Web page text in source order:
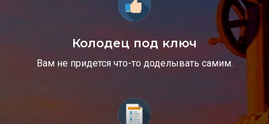
Колодец под ключ
Вам не придется что-то доделывать самим.